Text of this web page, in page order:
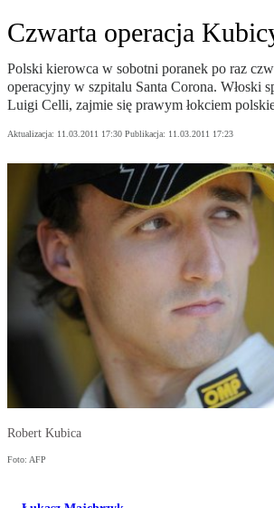
Czwarta operacja
Polski kierowca w sobotni poranek po raz
operacyjny w szpitalu Santa Corona. Włoski
Luigi Celli, zajmie się prawym łokciem
Aktualizacja: 11.03.2011 17:30 Publikacja: 11.03.2011 17:23
Robert Kubica
Foto: AFP